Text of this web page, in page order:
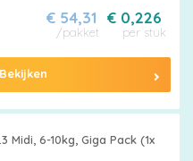
€ 0,226
per stuk
€ 54,31
/pakket
Bekijken
Midi, 6-10kg, Giga Pack (1x